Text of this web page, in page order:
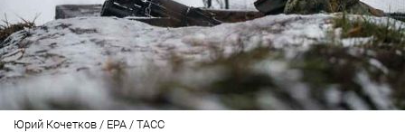
Юрий Кочетков / EPA / ТАСС